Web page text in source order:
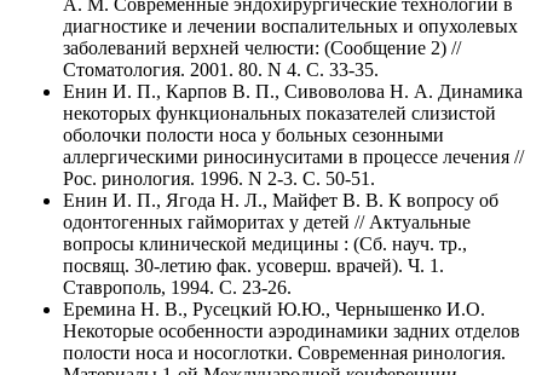
А. М. Современные эндохирургические технологии в
диагностике и лечении воспалительных и опухолевых
заболеваний верхней челюсти: (Сообщение 2) //
Стоматология. 2001. 80. N 4. C. 33-35.
Енин И. П., Карпов В. П., Сивоволова Н. А. Динамика
некоторых функциональных показателей слизистой
оболочки полости носа у больных сезонными
аллергическими риносинуситами в процессе лечения //
Рос. ринология. 1996. N 2-3. C. 50-51.
Енин И. П., Ягода Н. Л., Майфет В. В. К вопросу об
одонтогенных гайморитах у детей // Актуальные
вопросы клинической медицины : (Сб. науч. тр.,
посвящ. 30-летию фак. усоверш. врачей). Ч. 1.
Ставрополь, 1994. C. 23-26.
Еремина Н. В., Русецкий Ю.Ю., Чернышенко И.О.
Некоторые особенности аэродинамики задних отделов
полости носа и носоглотки. Современная ринология.